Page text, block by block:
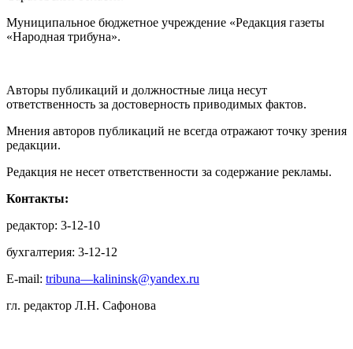
Муниципальное бюджетное учреждение «Редакция газеты
«Народная трибуна».
Авторы публикаций и должностные лица несут
ответственность за достоверность приводимых фактов.
Мнения авторов публикаций не всегда отражают точку зрения
редакции.
Редакция не несет ответственности за содержание рекламы.
Контакты:
редактор: 3-12-10
бухгалтерия: 3-12-12
E-mail: tribuna—kalininsk@yandex.ru
гл. редактор Л.Н. Сафонова